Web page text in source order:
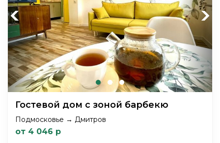
Previous Next
Гостевой дом с зоной барбекю
Подмосковье → Дмитров
от 4 046 р